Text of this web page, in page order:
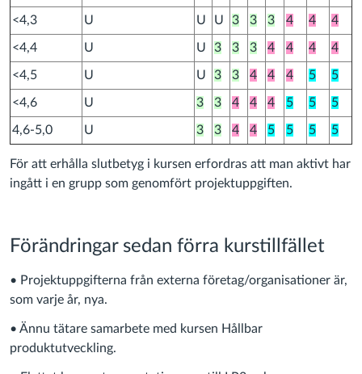
<4,3 U U U 3 3 3 4 4 4
<4,4 U U 3 3 3 4 4 4 4
<4,5 U U 3 3 4 4 4 5 5
<4,6 U 3 3 4 4 4 5 5 5
4,6-5,0 U 3 3 4 4 5 5 5 5
För att erhålla slutbetyg i kursen erfordras att man aktivt har
ingått i en grupp som genomfört projektuppgiften.
Förändringar sedan förra kurstillfället
• Projektuppgifterna från externa företag/organisationer är,
som varje år, nya.
• Ännu tätare samarbete med kursen Hållbar
produktutveckling.